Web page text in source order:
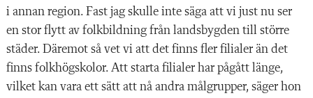
i annan region. Fast jag skulle inte säga att vi just nu ser
en stor flytt av folkbildning från landsbygden till större
städer. Däremot så vet vi att det finns fler filialer än det
finns folkhögskolor. Att starta filialer har pågått länge,
vilket kan vara ett sätt att nå andra målgrupper, säger hon